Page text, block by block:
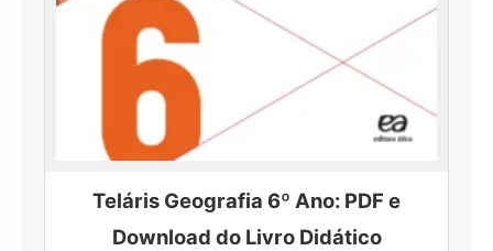
Teláris Geografia 6º Ano: PDF e
Download do Livro Didático